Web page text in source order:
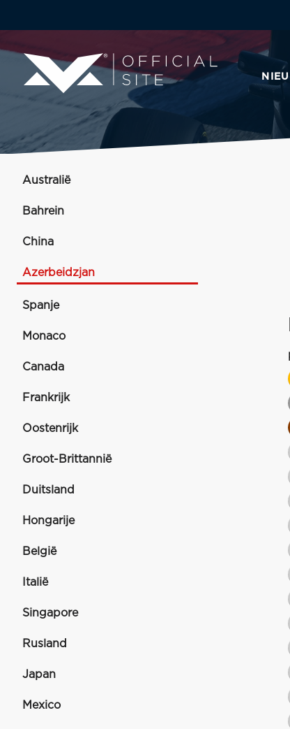
Australië
Bahrein
China
Azerbeidzjan
Spanje
Monaco
Canada
Frankrijk
Oostenrijk
Groot-Brittannië
Duitsland
Hongarije
België
Italië
Singapore
Rusland
Japan
Mexico